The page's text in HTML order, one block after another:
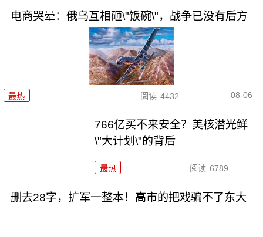
电商哭晕：俄乌互相砸\"饭碗\"，战争已没有后方
最热 阅读 4432 08-06
766亿买不来安全？美核潜光鲜
\"大计划\"的背后
最热 阅读 6789
删去28字，扩军一整本！高市的把戏骗不了东大